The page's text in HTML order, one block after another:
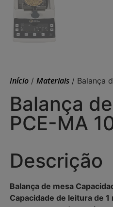
Início / Materiais / Balança
Balança
PCE-MA
Descrição
Balança de mesa
Capacidade de leitura de